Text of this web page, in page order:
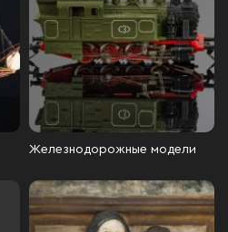
Железнодорожные модели